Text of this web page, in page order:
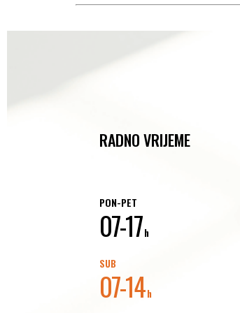
RADNO VRIJEME
PON-PET
07-17h
SUB
07-14h